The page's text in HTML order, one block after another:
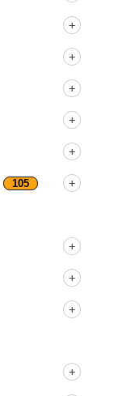
105